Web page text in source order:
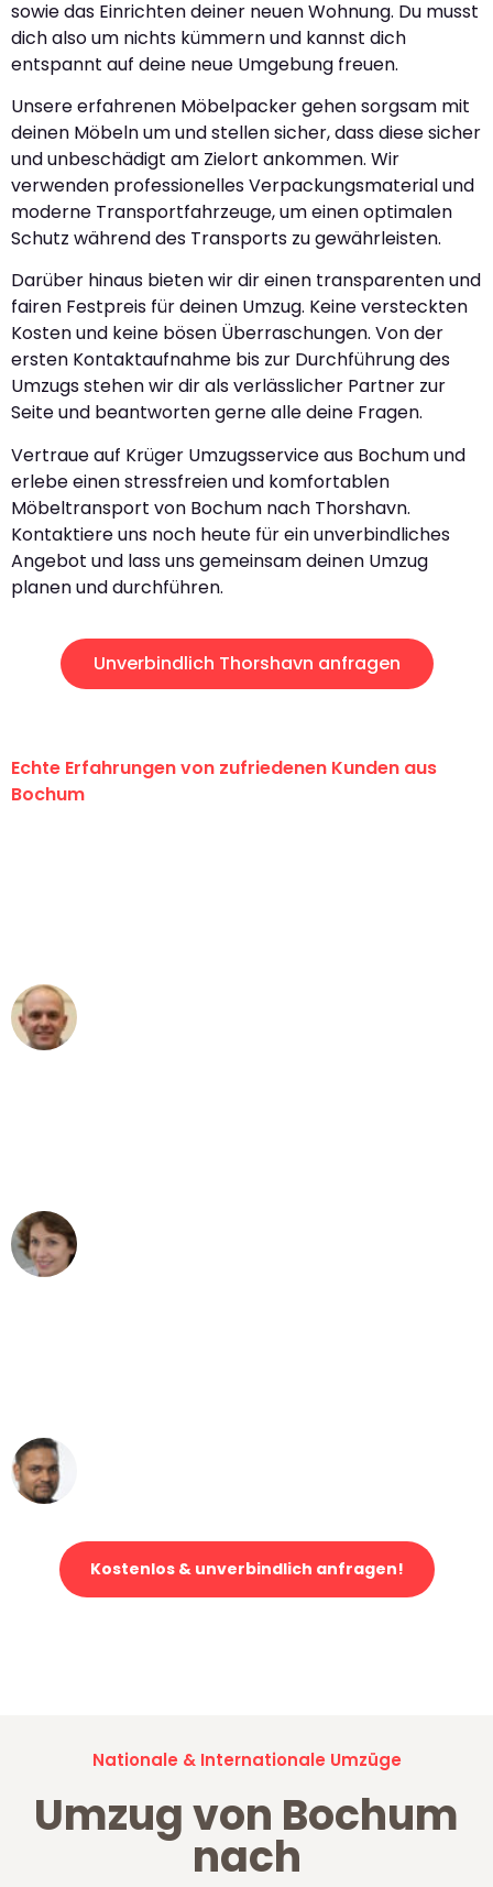
sowie das Einrichten deiner neuen Wohnung. Du musst
dich also um nichts kümmern und kannst dich
entspannt auf deine neue Umgebung freuen.
Unsere erfahrenen Möbelpacker gehen sorgsam mit
deinen Möbeln um und stellen sicher, dass diese sicher
und unbeschädigt am Zielort ankommen. Wir
verwenden professionelles Verpackungsmaterial und
moderne Transportfahrzeuge, um einen optimalen
Schutz während des Transports zu gewährleisten.
Darüber hinaus bieten wir dir einen transparenten und
fairen Festpreis für deinen Umzug. Keine versteckten
Kosten und keine bösen Überraschungen. Von der
ersten Kontaktaufnahme bis zur Durchführung des
Umzugs stehen wir dir als verlässlicher Partner zur
Seite und beantworten gerne alle deine Fragen.
Vertraue auf Krüger Umzugsservice aus Bochum und
erlebe einen stressfreien und komfortablen
Möbeltransport von Bochum nach Thorshavn.
Kontaktiere uns noch heute für ein unverbindliches
Angebot und lass uns gemeinsam deinen Umzug
planen und durchführen.
Unverbindlich Thorshavn anfragen
Echte Erfahrungen von zufriedenen Kunden aus
Bochum
Kostenlos & unverbindlich anfragen!
Nationale & Internationale Umzüge
Umzug von Bochum
nach